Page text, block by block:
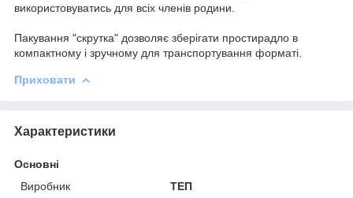
використовуватись для всіх членів родини.
Пакування "скрутка" дозволяє зберігати простирадло в
компактному і зручному для транспортування форматі.
Приховати
Характеристики
Основні
Виробник
ТЕП